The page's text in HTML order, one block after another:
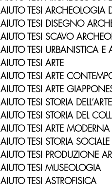
AIUTO TESI ARCHEOLOGIA
AIUTO TESI DISEGNO
AIUTO TESI SCAVO
AIUTO TESI URBANISTICA E
AIUTO TESI ARTE
AIUTO TESI ARTE
AIUTO TESI ARTE
AIUTO TESI STORIA DELL’ARTE
AIUTO TESI STORIA DEL
AIUTO TESI ARTE MODERNA
AIUTO TESI STORIA SOCIALE
AIUTO TESI PRODUZIONE
AIUTO TESI MUSEOLOGIA
AIUTO TESI ASTROFISICA